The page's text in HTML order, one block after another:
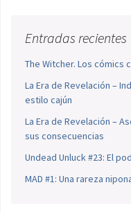
Entradas recientes
The Witcher. Los cómics
La Era de Revelación –
estilo cajún
La Era de Revelación –
sus consecuencias
Undead Unluck #23: El
MAD #1: Una rareza